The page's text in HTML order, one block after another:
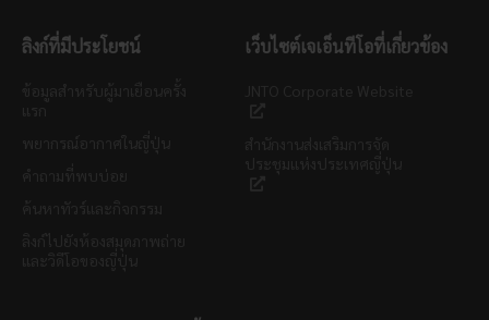
ลิงก์ที่มีประโยชน์ เว็บไซต์เจเอ็นทีโอที่เกี่ยวข้อง